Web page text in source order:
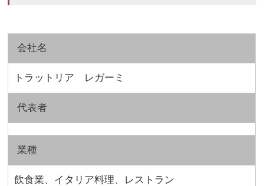
会社名
トラットリア レガーミ
代表者
業種
飲食業、イタリア料理、レストラン